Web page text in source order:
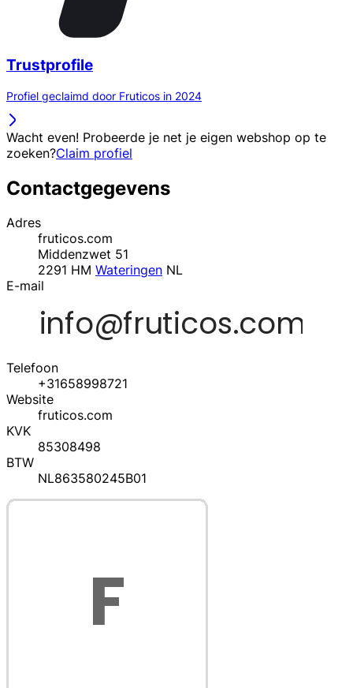
Trustprofile
Profiel geclaimd door Fruticos in 2024
Wacht even! Probeerde je net je eigen webshop op te
zoeken?Claim profiel
Contactgegevens
Adres
fruticos.com
Middenzwet 51
2291 HM Wateringen NL
E-mail
Telefoon
+31658998721
Website
fruticos.com
KVK
85308498
BTW
NL863580245B01